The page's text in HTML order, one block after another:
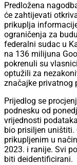
Predložena
će zahtijevati
prikuplja
ograničenja za
federalni sudac u
na 136 milijuna
pokrenuli su
optužili za
značajke privatnog
Prijedlog se
podnesku od
vrijednosti
bio prisiljen uništiti.
prikupljenim u
2023. i ranije. Svi
biti deidentificirani.